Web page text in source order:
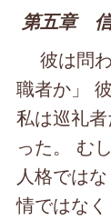
第五章
彼は問
職者か」
私は巡礼
った。 む
人格では
情ではな